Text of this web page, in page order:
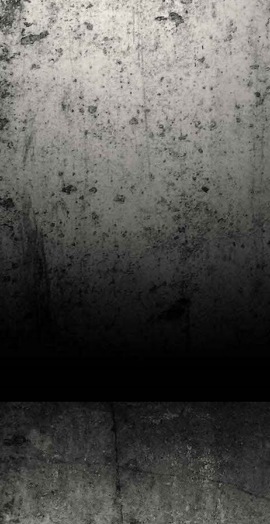
trimestre del club de lectura de còmics de la Biblioteca Pública de
Tarragona. I aquest és el menú ofert per als mesos d'abril, maig i juny. Com ja és
habitual, el club se segueix en modalitat virtual amb l'aplicació Tellfy i les
trobades mensuals són per videoconferència.
MAR
13
Descobrint els orígens de la revista Spirou
Ja tinc a les mans el resultat d'una feina que m'ha portat a capbussar-me
els darrers temps en la història del còmic europeu i dels seus grans
autors i personatges!
Segur que coneixeu en Lucky Luke, els Barrufets, en Marsupilami o en Spirou,
però sabíeu que van néixer en una revista? Le Journal de Spirou, publicada per
primera vegada el 21 d’abril de 1938, és una de les grans icones de l’escola de
còmic franco-belga.
24
El compromís de Joan Junceda: ‘Somnis entre la boira’ de
Lluís Recasens i Àngel Marí
Nascut a Barcelona l’any 1881 i mort a Blanes el 1948, Joan Junceda és
un dels noms més destacats entre els dibuixants, il·lustradors i caricaturistes
catalans d’aquesta època. Tot i començar sense cap tipus de formació, ben
aviat s’integrà dins la redacció del setmanari Cu-Cut!, participant activament en
Abans de tancar el 2024, arriba l'hora de presentar les lectures del
primer trimestre del 2025 del club de lectura de còmics de la Biblioteca
Pública de Tarragona, gratuït i virtual. El menú, ben variat: un personatge
clàssic, l'adaptació d'una novel·la molt coneguda (i llegida) i una novetat molt
impactant. Aquí en teniu els detalls!
Gener
Corto Maltés.
OCT